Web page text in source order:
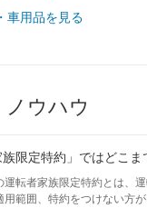
車用品を見る
ノウハウ
族限定特約」ではどこ
運転者家族限定特約とは、
用範囲、特約をつけない方